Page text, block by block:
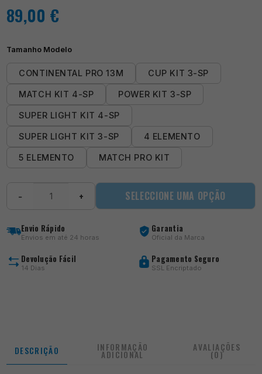
89,00 €
Tamanho Modelo
CONTINENTAL PRO 13M CUP KIT 3-SP
MATCH KIT 4-SP POWER KIT 3-SP
SUPER LIGHT KIT 4-SP
SUPER LIGHT KIT 3-SP 4 ELEMENTO
5 ELEMENTO MATCH PRO KIT
Continental
PRO13M
− + SELECCIONE UMA OPÇÃO
Envio Rápido
Envios em até 24 horas
Garantia
Oficial da Marca
Devolução Fácil
14 Dias
Pagamento Seguro
SSL Encriptado
DESCRIÇÃO INFORMAÇÃO
ADICIONAL
AVALIAÇÕES
(0)